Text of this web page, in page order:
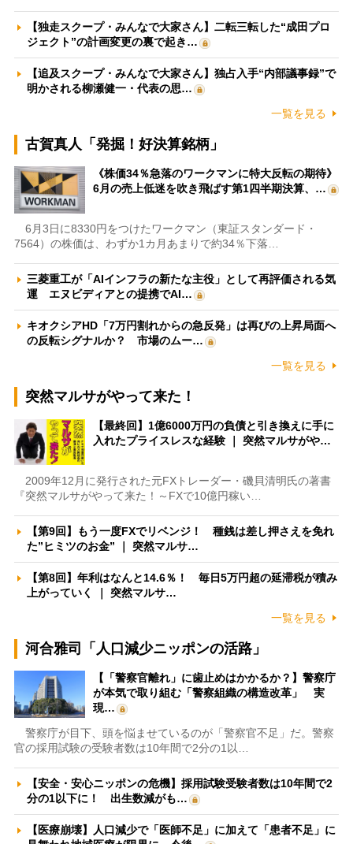
【独走スクープ・みんなで大家さん】二転三転した“成田プロ
ジェクト”の計画変更の裏で起き…
【追及スクープ・みんなで大家さん】独占入手“内部議事録”で
明かされる柳瀬健一・代表の思…
一覧を見る
古賀真人「発掘！好決算銘柄」
《株価34％急落のワークマンに特大反転の期待》
6月の売上低迷を吹き飛ばす第1四半期決算、…
6月3日に8330円をつけたワークマン（東証スタンダード・
7564）の株価は、わずか1カ月あまりで約34％下落…
三菱重工が「AIインフラの新たな主役」として再評価される気
運 エヌビディアとの提携でAI…
キオクシアHD「7万円割れからの急反発」は再びの上昇局面へ
の反転シグナルか？ 市場のムー…
一覧を見る
突然マルサがやって来た！
【最終回】1億6000万円の負債と引き換えに手に
入れたプライスレスな経験 ｜ 突然マルサがや…
2009年12月に発行された元FXトレーダー・磯貝清明氏の著書
『突然マルサがやって来た！～FXで10億円稼い…
【第9回】もう一度FXでリベンジ！ 種銭は差し押さえを免れ
た”ヒミツのお金” ｜ 突然マルサ…
【第8回】年利はなんと14.6％！ 毎日5万円超の延滞税が積み
上がっていく ｜ 突然マルサ…
一覧を見る
河合雅司「人口減少ニッポンの活路」
【「警察官離れ」に歯止めはかかるか？】警察庁
が本気で取り組む「警察組織の構造改革」 実
現…
警察庁が目下、頭を悩ませているのが「警察官不足」だ。警察
官の採用試験の受験者数は10年間で2分の1以…
【安全・安心ニッポンの危機】採用試験受験者数は10年間で2
分の1以下に！ 出生数減がも…
【医療崩壊】人口減少で「医師不足」に加えて「患者不足」に